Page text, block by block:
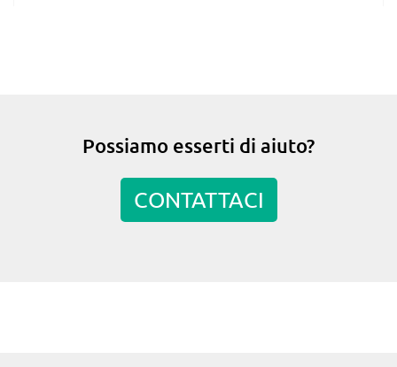
Possiamo esserti di aiuto?
CONTATTACI